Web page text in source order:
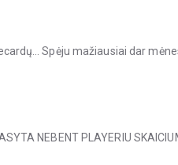
Spėju mažiausiai dar
NEBENT PLAYERIU